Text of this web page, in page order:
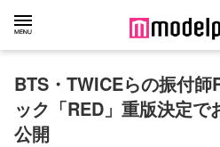
BTS・TWICEらの振付師
ック「RED」重版決定で
公開